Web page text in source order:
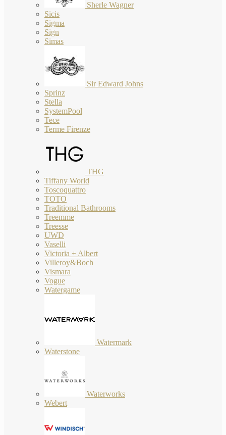
Sherle Wagner
Sicis
Sigma
Sign
Simas
Sir Edward Johns
Sprinz
Stella
SystemPool
Tece
Terme Firenze
THG
Tiffany World
Toscoquattro
TOTO
Traditional Bathrooms
Treemme
Treesse
UWD
Vaselli
Victoria + Albert
Villeroy&Boch
Vismara
Vogue
Watergame
Watermark
Waterstone
Waterworks
Webert